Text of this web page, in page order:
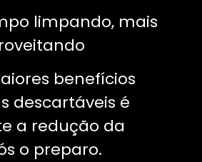
limpando, mais
benefícios
descartáveis é
a redução da
o preparo.